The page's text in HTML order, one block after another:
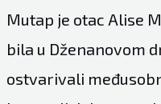
Mutap je otac Alise
bila u Dženanovom
ostvarivali